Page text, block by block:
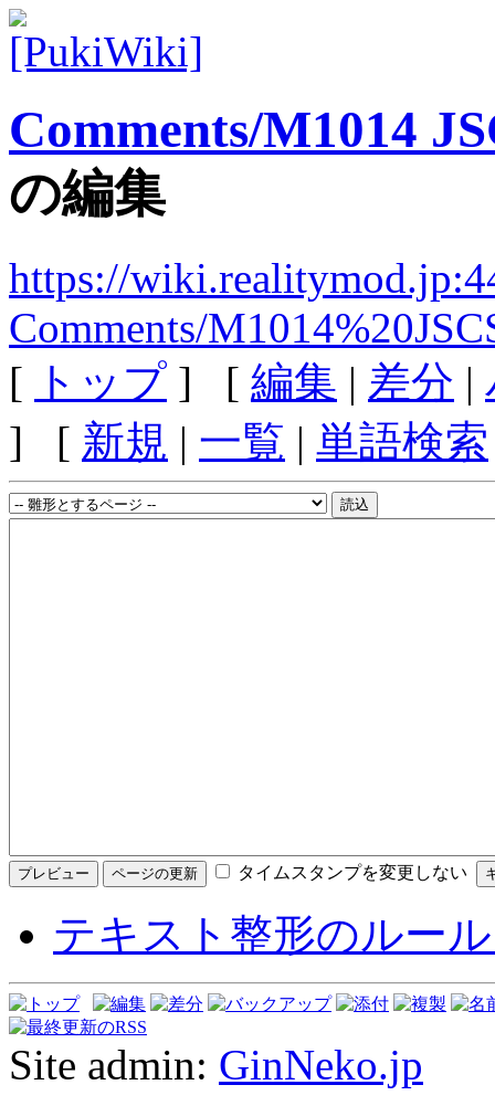
Comments/M1014
の編集
https://
Comments/
[ トップ ] [ 編集 | 差分 |
] [ 新規 | 一覧 | 単語検索
タイムスタンプを変更しない
テキスト整形のルー
Site admin: GinNeko.jp